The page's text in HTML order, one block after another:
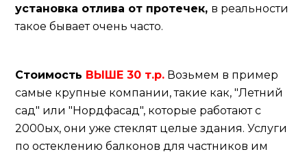
установка отлива от протечек, в реальности
такое бывает очень часто.
Стоимость ВЫШЕ 30 т.р. Возьмем в пример
самые крупные компании, такие как, "Летний
сад" или "Нордфасад", которые работают с
2000ых, они уже стеклят целые здания. Услуги
по остеклению балконов для частников им